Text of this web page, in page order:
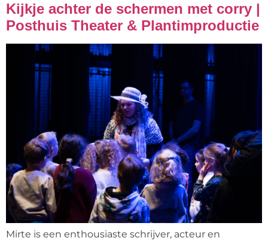
Kijkje achter de schermen met corry |
Posthuis Theater & Plantimproductie
Mirte is een enthousiaste schrijver, acteur en